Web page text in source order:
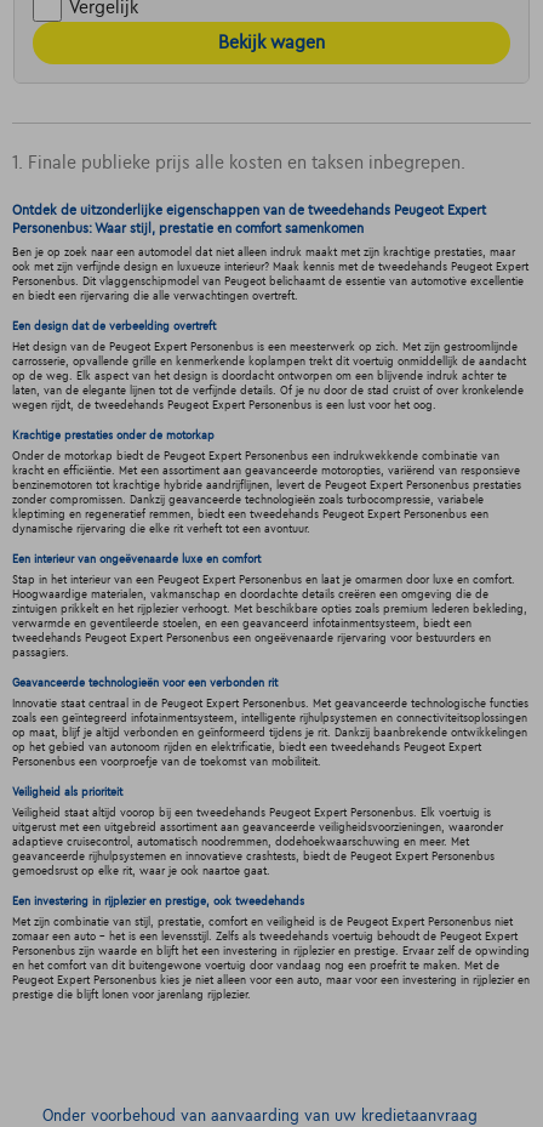
Vergelijk
Bekijk wagen
1. Finale publieke prijs alle kosten en taksen inbegrepen.
Ontdek de uitzonderlijke eigenschappen van de tweedehands Peugeot Expert
Personenbus: Waar stijl, prestatie en comfort samenkomen
Ben je op zoek naar een automodel dat niet alleen indruk maakt met zijn krachtige prestaties, maar
ook met zijn verfijnde design en luxueuze interieur? Maak kennis met de tweedehands Peugeot Expert
Personenbus. Dit vlaggenschipmodel van Peugeot belichaamt de essentie van automotive excellentie
en biedt een rijervaring die alle verwachtingen overtreft.
Een design dat de verbeelding overtreft
Het design van de Peugeot Expert Personenbus is een meesterwerk op zich. Met zijn gestroomlijnde
carrosserie, opvallende grille en kenmerkende koplampen trekt dit voertuig onmiddellijk de aandacht
op de weg. Elk aspect van het design is doordacht ontworpen om een blijvende indruk achter te
laten, van de elegante lijnen tot de verfijnde details. Of je nu door de stad cruist of over kronkelende
wegen rijdt, de tweedehands Peugeot Expert Personenbus is een lust voor het oog.
Krachtige prestaties onder de motorkap
Onder de motorkap biedt de Peugeot Expert Personenbus een indrukwekkende combinatie van
kracht en efficiëntie. Met een assortiment aan geavanceerde motoropties, variërend van responsieve
benzinemotoren tot krachtige hybride aandrijflijnen, levert de Peugeot Expert Personenbus prestaties
zonder compromissen. Dankzij geavanceerde technologieën zoals turbocompressie, variabele
kleptiming en regeneratief remmen, biedt een tweedehands Peugeot Expert Personenbus een
dynamische rijervaring die elke rit verheft tot een avontuur.
Een interieur van ongeëvenaarde luxe en comfort
Stap in het interieur van een Peugeot Expert Personenbus en laat je omarmen door luxe en comfort.
Hoogwaardige materialen, vakmanschap en doordachte details creëren een omgeving die de
zintuigen prikkelt en het rijplezier verhoogt. Met beschikbare opties zoals premium lederen bekleding,
verwarmde en geventileerde stoelen, en een geavanceerd infotainmentsysteem, biedt een
tweedehands Peugeot Expert Personenbus een ongeëvenaarde rijervaring voor bestuurders en
passagiers.
Geavanceerde technologieën voor een verbonden rit
Innovatie staat centraal in de Peugeot Expert Personenbus. Met geavanceerde technologische functies
zoals een geïntegreerd infotainmentsysteem, intelligente rijhulpsystemen en connectiviteitsoplossingen
op maat, blijf je altijd verbonden en geïnformeerd tijdens je rit. Dankzij baanbrekende ontwikkelingen
op het gebied van autonoom rijden en elektrificatie, biedt een tweedehands Peugeot Expert
Personenbus een voorproefje van de toekomst van mobiliteit.
Veiligheid als prioriteit
Veiligheid staat altijd voorop bij een tweedehands Peugeot Expert Personenbus. Elk voertuig is
uitgerust met een uitgebreid assortiment aan geavanceerde veiligheidsvoorzieningen, waaronder
adaptieve cruisecontrol, automatisch noodremmen, dodehoekwaarschuwing en meer. Met
geavanceerde rijhulpsystemen en innovatieve crashtests, biedt de Peugeot Expert Personenbus
gemoedsrust op elke rit, waar je ook naartoe gaat.
Een investering in rijplezier en prestige, ook tweedehands
Met zijn combinatie van stijl, prestatie, comfort en veiligheid is de Peugeot Expert Personenbus niet
zomaar een auto - het is een levensstijl. Zelfs als tweedehands voertuig behoudt de Peugeot Expert
Personenbus zijn waarde en blijft het een investering in rijplezier en prestige. Ervaar zelf de opwinding
en het comfort van dit buitengewone voertuig door vandaag nog een proefrit te maken. Met de
Peugeot Expert Personenbus kies je niet alleen voor een auto, maar voor een investering in rijplezier en
prestige die blijft lonen voor jarenlang rijplezier.
Onder voorbehoud van aanvaarding van uw kredietaanvraag